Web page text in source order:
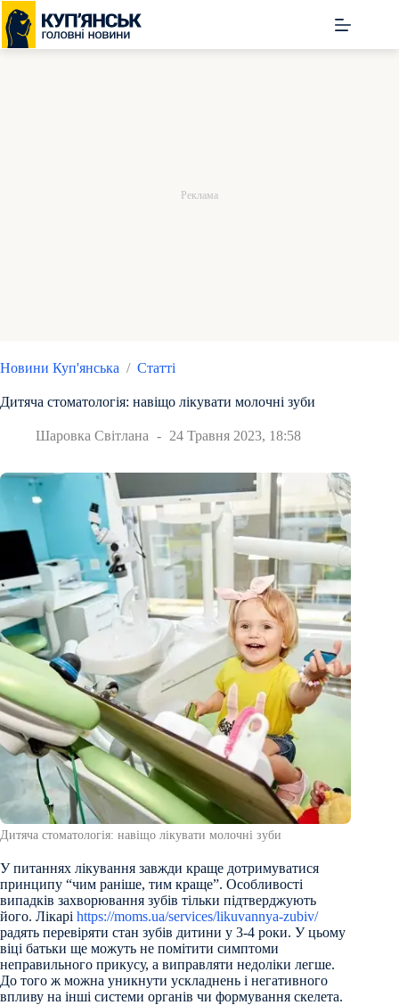
Перейти
до
вмісту
Новини Куп'янська / Статті
Дитяча стоматологія: навіщо лікувати молочні зуби
Шаровка Світлана 24 Травня 2023, 18:58
Дитяча стоматологія: навіщо лікувати молочні зуби
У питаннях лікування завжди краще дотримуватися
принципу “чим раніше, тим краще”. Особливості
випадків захворювання зубів тільки підтверджують
його. Лікарі https://moms.ua/services/likuvannya-zubiv/
радять перевіряти стан зубів дитини у 3-4 роки. У цьому
віці батьки ще можуть не помітити симптоми
неправильного прикусу, а виправляти недоліки легше.
До того ж можна уникнути ускладнень і негативного
впливу на інші системи органів чи формування скелета.